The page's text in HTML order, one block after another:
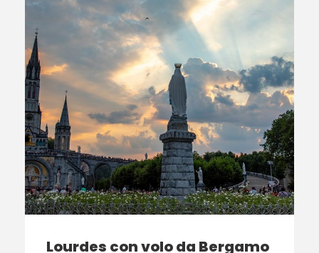
Lourdes con volo da Bergamo